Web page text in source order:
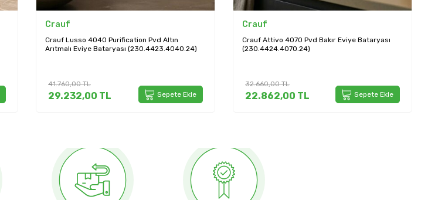
Crauf
Crauf Lusso 4040 Purification Pvd Altın
Arıtmalı Eviye Bataryası (230.4423.4040.24)
41.760,00TL
29.232,00 TL Sepete Ekle
Crauf
Crauf Attivo 4070 Pvd Bakır Eviye Bataryası
(230.4424.4070.24)
32.660,00TL
22.862,00 TL Sepete Ekle